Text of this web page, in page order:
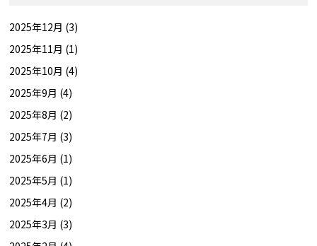
2025年12月 (3)
2025年11月 (1)
2025年10月 (4)
2025年9月 (4)
2025年8月 (2)
2025年7月 (3)
2025年6月 (1)
2025年5月 (1)
2025年4月 (2)
2025年3月 (3)